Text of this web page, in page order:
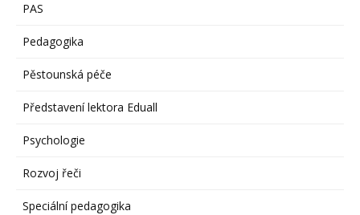
PAS
Pedagogika
Pěstounská péče
Představení lektora Eduall
Psychologie
Rozvoj řeči
Speciální pedagogika